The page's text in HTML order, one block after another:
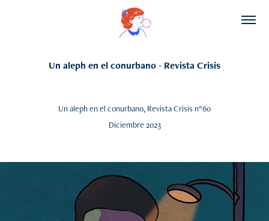
Un aleph en el conurbano - Revista Crisis
Un aleph en el conurbano, Revista Crisis n°60
Diciembre 2023